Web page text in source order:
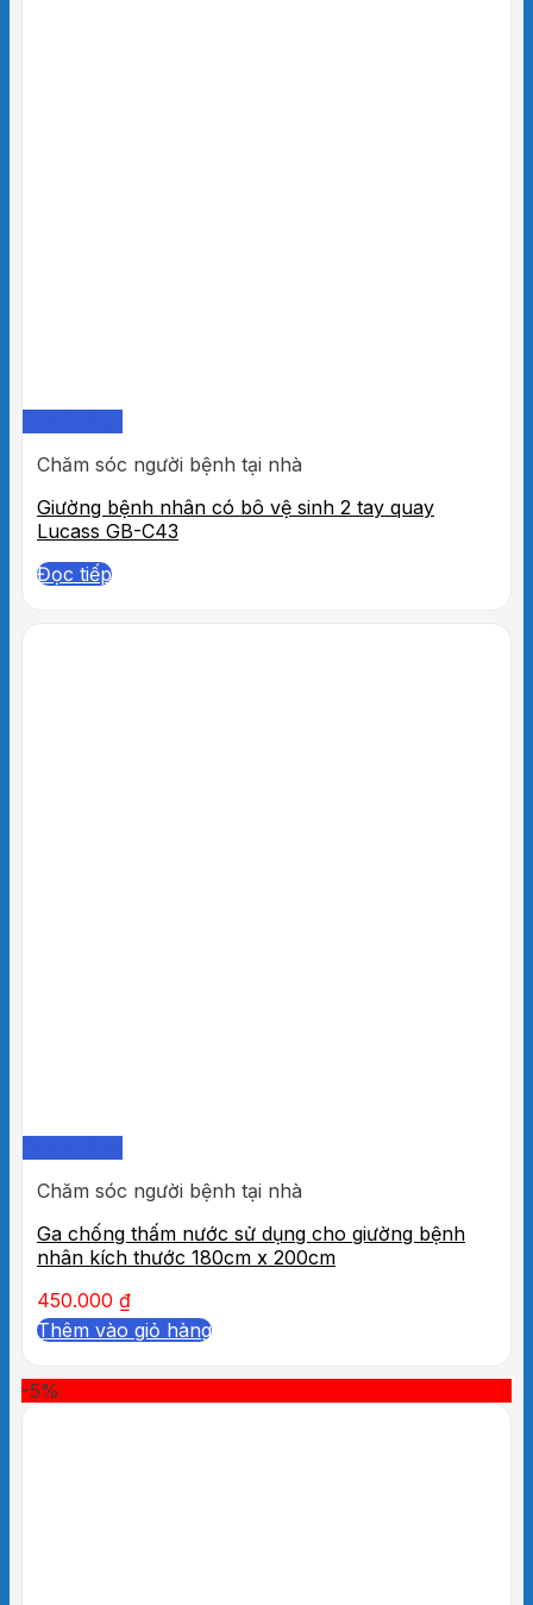
Chăm sóc người bệnh tại nhà
Giường bệnh nhân có bô vệ sinh 2 tay quay
Lucass GB-C43
Đọc tiếp
Chăm sóc người bệnh tại nhà
Ga chống thấm nước sử dụng cho giường bệnh
nhân kích thước 180cm x 200cm
450.000 ₫
Thêm vào giỏ hàng
-5%